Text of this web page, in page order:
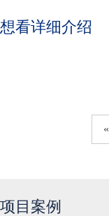
想看详细介绍
«
项目案例